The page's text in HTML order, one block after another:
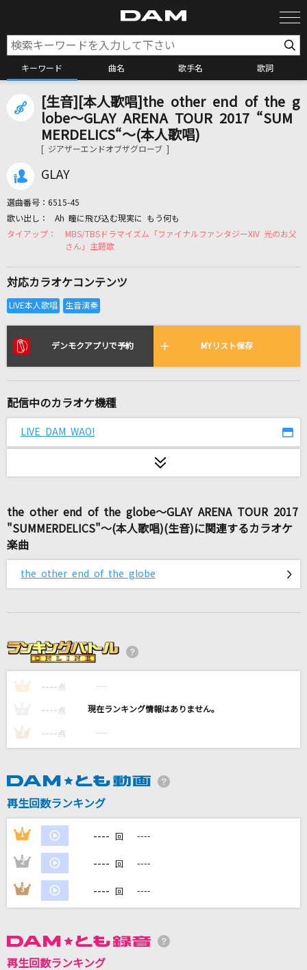
キーワード 曲名 歌手名 歌詞
カラオケ検索
カラオケ店舗検索
リアルタイムで歌われている曲の一覧
のだ
[生音]ドライフラワー
優里
CROSS A LINE
ヒプノシスマイク[Division All Stars]
アカイト
りぶ
繋いだ手から
back number
Linked Horizon
[生音]裸の勇者
ヒーロー(Holding Out For a Hero)
麻倉未稀
[生音]幸せ
back number
DAMの新曲・ランキングなど
DAMに会員登録・ログインして
[生音][本人歌唱]the other end of the g
lobe～GLAY ARENA TOUR 2017 “SUM
MERDELICS“～(本人歌唱)
[ ジアザーエンドオブザグローブ ]
GLAY
選曲番号： 6515-45
Ah 瞳に飛び込む現実に もう何も
MBS/TBSドラマイズム「ファイナルファンタジーXIV 光のお父
さん」主題歌
対応カラオケコンテンツ
デンモクアプリで予約 MYリスト保存
配信中のカラオケ機種
LIVE DAM WAO!
the other end of the globe～GLAY ARENA TOUR 2017
"SUMMERDELICS"～(本人歌唱)(生音)に関連するカラオケ
楽曲
the other end of the globe
1 ---- 点 ----
---- 点 ----
3 ---- 点 ----
再生回数ランキング
1 ---- 回 ----
2 ---- 回 ----
3 ---- 回 ----
再生回数ランキング